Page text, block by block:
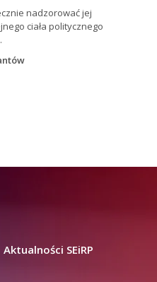
nadzorować jej
ciała politycznego
Aktualności SEiRP